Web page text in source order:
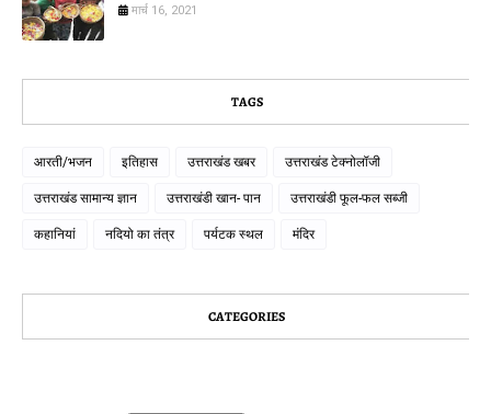
मार्च 16, 2021
TAGS
आरती/भजन इतिहास उत्तराखंड खबर उत्तराखंड टेक्नोलॉजी
उत्तराखंड सामान्य ज्ञान उत्तराखंडी खान- पान उत्तराखंडी फूल-फल सब्जी
कहानियां नदियो का तंत्र पर्यटक स्थल मंदिर
CATEGORIES